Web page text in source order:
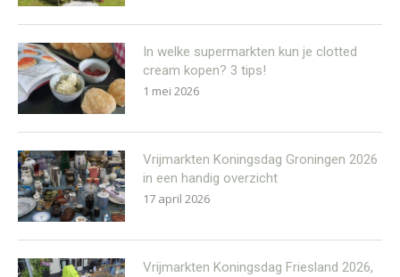
In welke supermarkten kun je clotted
cream kopen? 3 tips!
1 mei 2026
Vrijmarkten Koningsdag Groningen 2026
in een handig overzicht
17 april 2026
Vrijmarkten Koningsdag Friesland 2026,